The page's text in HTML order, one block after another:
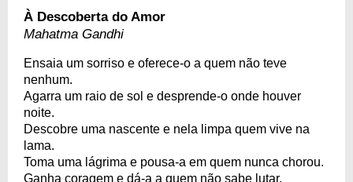
À Descoberta do Amor
Mahatma Gandhi
Ensaia um sorriso e oferece-o a quem não teve
nenhum.
Agarra um raio de sol e desprende-o onde houver
noite.
Descobre uma nascente e nela limpa quem vive na
lama.
Toma uma lágrima e pousa-a em quem nunca chorou.
Ganha coragem e dá-a a quem não sabe lutar.